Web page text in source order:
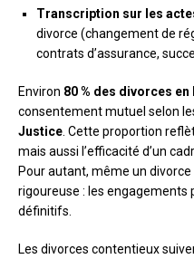
Transcription sur les
divorce (changement de
contrats d’assurance,
Environ 80 % des divorces en
consentement mutuel selon
Justice . Cette proportion
mais aussi l’efficacité d’un
Pour autant, même un
rigoureuse : les engagements
définitifs.
Les divorces contentieux